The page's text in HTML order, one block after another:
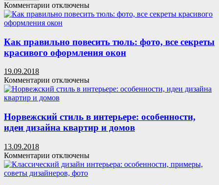
с
фото
Комментарии к
записи
Роскошная
интересные
идеи
с
стили
оформления
отключены
Как правильно повесить тюль: фото, все секреты
красивого оформления окон
19.09.2018
Комментарии к
записи
Как
повесить
тюль:
фото,
красивого
оформления
окон
отключены
Норвежский стиль в интерьере: особенности,
идеи дизайна квартир и домов
13.09.2018
Комментарии к
записи
Норвежский
отключены